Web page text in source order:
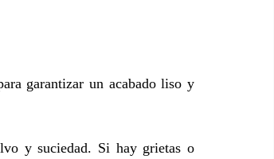
garantizar un acabado liso y
y suciedad. Si hay grietas o